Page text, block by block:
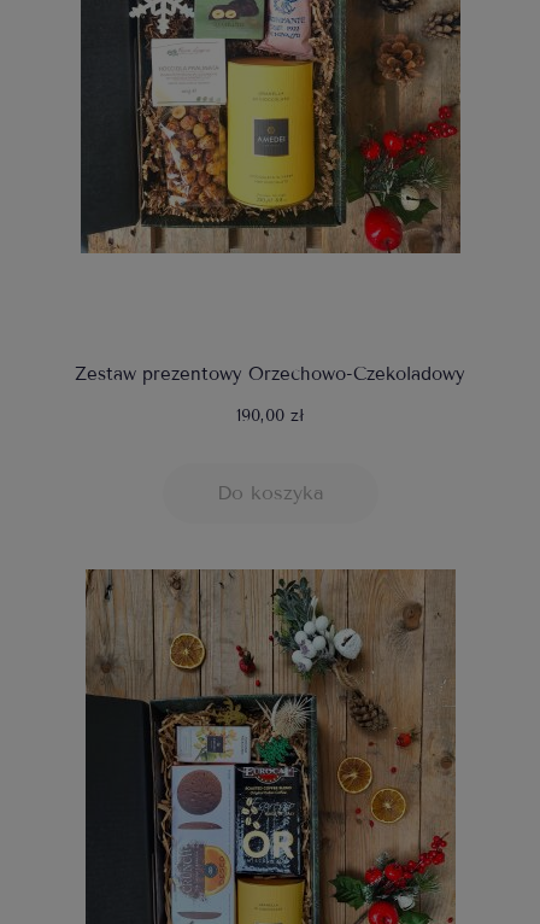
Zestaw prezentowy Orzechowo-Czekoladowy
190,00 zł
Do koszyka